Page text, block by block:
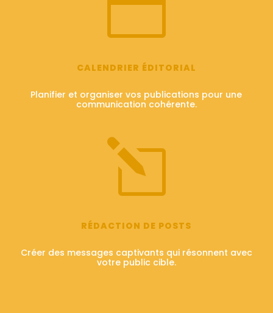
CALENDRIER ÉDITORIAL
Planifier et organiser vos publications pour une
communication cohérente.
l
RÉDACTION DE POSTS
Créer des messages captivants qui résonnent avec
votre public cible.